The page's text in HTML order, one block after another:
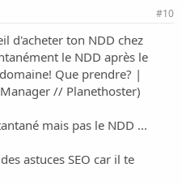
#10
d'acheter ton NDD chez
le NDD après le
Que prendre? |
// Planethoster)
mais pas le NDD ...
astuces SEO car il te